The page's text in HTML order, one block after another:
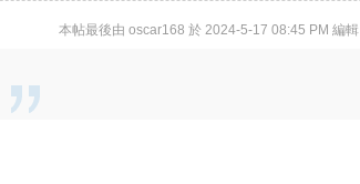
本帖最後由 oscar168 於 2024-5-17 08:45 PM 編輯